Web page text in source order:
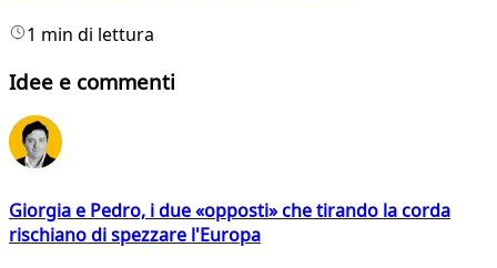
1 min di lettura
Idee e commenti
Giorgia e Pedro, i due «opposti» che tirando la corda
rischiano di spezzare l'Europa